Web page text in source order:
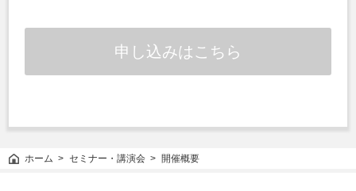
申し込みはこちら
ホーム セミナー・講演会 開催概要